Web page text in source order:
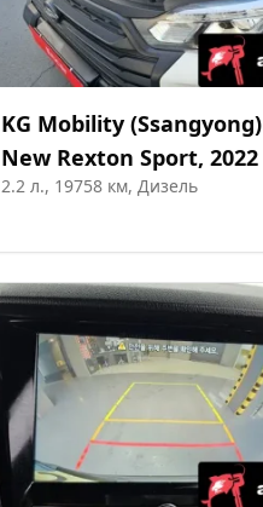
KG Mobility (Ssangyong)
New Rexton Sport, 2022
2.2 л., 19758 км, Дизель